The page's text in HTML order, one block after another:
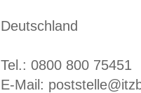
Deutschland
Tel.: 0800 800 75451
E-Mail: